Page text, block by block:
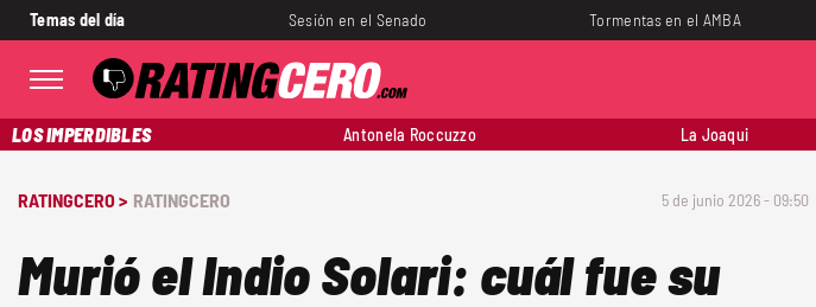
Temas del día Sesión en el Senado Tormentas en el AMBA
LOS IMPERDIBLES Antonela Roccuzzo La Joaqui
RATINGCERO > RATINGCERO 5 de junio 2026 - 09:50
Murió el Indio Solari: cuál fue su